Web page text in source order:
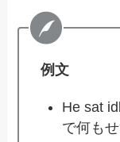
例文
He sat
で何も